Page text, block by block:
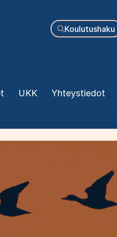
Koulutushaku
UKK Yhteystiedot